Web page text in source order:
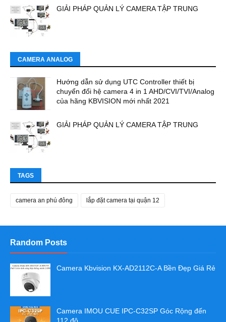
GIẢI PHÁP QUẢN LÝ CAMERA TẬP TRUNG
CAMERA ANALOG
Hướng dẫn sử dụng UTC Controller thiết bị
chuyển đổi hệ camera 4 in 1 AHD/CVI/TVI/Analog
của hãng KBVISION mới nhất 2021
GIẢI PHÁP QUẢN LÝ CAMERA TẬP TRUNG
TAGS
camera an phú đông lắp đặt camera tại quận 12
Random Posts
Camera Kbvision KX-AD2112C-A Bền Đẹp Giá Rẻ
Camera IMOU CUE IPC-C32SP Góc Rộng đến